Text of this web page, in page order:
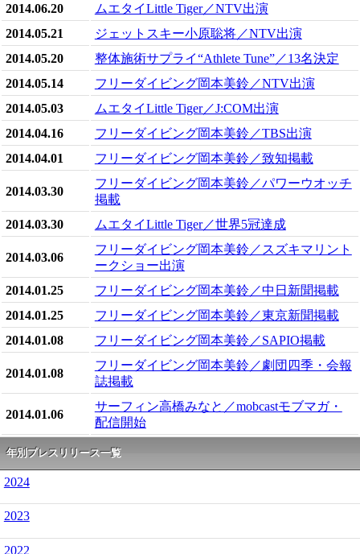
2014.06.20
ムエタイLittle Tiger／NTV出演
2014.05.21
ジェットスキー小原聡将／NTV出演
2014.05.20
整体施術サプライ“Athlete Tune”／13名決定
2014.05.14
フリーダイビング岡本美鈴／NTV出演
2014.05.03
ムエタイLittle Tiger／J:COM出演
2014.04.16
フリーダイビング岡本美鈴／TBS出演
2014.04.01
フリーダイビング岡本美鈴／致知掲載
2014.03.30
フリーダイビング岡本美鈴／パワーウオッチ
掲載
2014.03.30
ムエタイLittle Tiger／世界5冠達成
2014.03.06
フリーダイビング岡本美鈴／スズキマリント
ークショー出演
2014.01.25
フリーダイビング岡本美鈴／中日新聞掲載
2014.01.25
フリーダイビング岡本美鈴／東京新聞掲載
2014.01.08
フリーダイビング岡本美鈴／SAPIO掲載
2014.01.08
フリーダイビング岡本美鈴／劇団四季・会報
誌掲載
2014.01.06
サーフィン高橋みなと／mobcastモブマガ・
配信開始
年別プレスリリース一覧
2024
2023
2022